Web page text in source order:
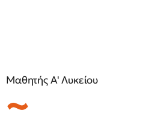
Μαθητής Α' Λυκείου